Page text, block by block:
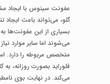
عفونت سینوس با ایجاد
گلو، می‌تواند باعث
بسیاری از این عفونت‌ها
می‌شوند اما سایر موارد
متخصص مربوطه را دارد.
فلوراید بصورت روزانه،
می‌کند. در نهایت بوی